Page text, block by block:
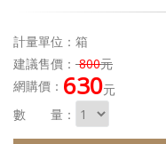
計量單位：箱
建議售價： 800元
網購價： 630元
數 量：